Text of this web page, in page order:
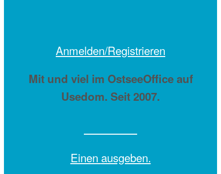
Anmelden/Registrieren
Mit und viel im OstseeOffice auf
Usedom. Seit 2007.
Einen ausgeben.